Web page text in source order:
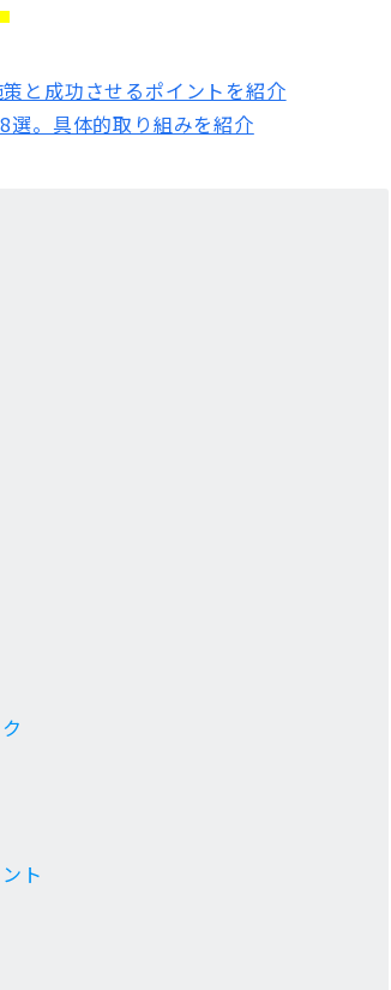
と成功させるポイントを紹介
。具体的取り組みを紹介
ト